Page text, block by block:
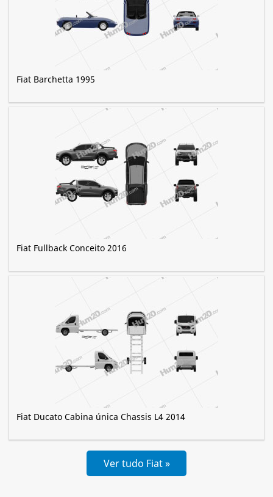
Fiat Barchetta 1995
Fiat Fullback Conceito 2016
Fiat Ducato Cabina única Chassis L4 2014
Ver tudo Fiat »